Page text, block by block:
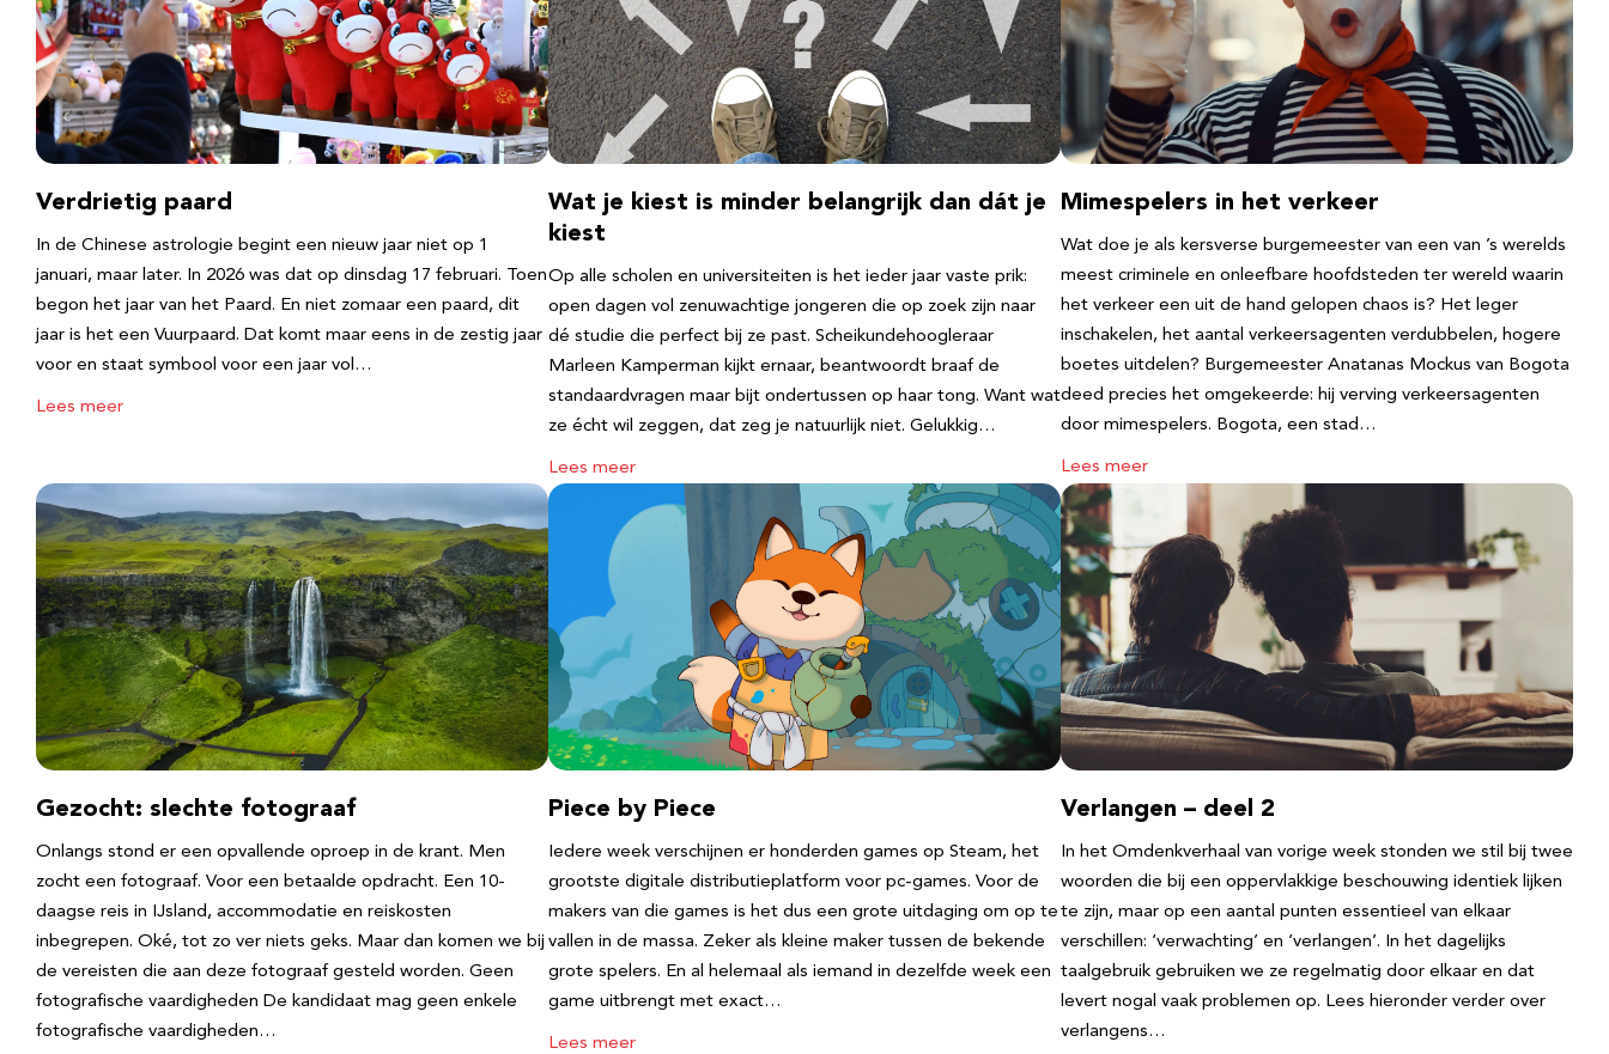
Verdrietig paard
In de Chinese astrologie begint een nieuw jaar niet op 1
januari, maar later. In 2026 was dat op dinsdag 17 februari. Toen
begon het jaar van het Paard. En niet zomaar een paard, dit
jaar is het een Vuurpaard. Dat komt maar eens in de zestig jaar
voor en staat symbool voor een jaar vol…
Lees meer
Wat je kiest is minder belangrijk dan dát je
kiest
Op alle scholen en universiteiten is het ieder jaar vaste prik:
open dagen vol zenuwachtige jongeren die op zoek zijn naar
dé studie die perfect bij ze past. Scheikundehoogleraar
Marleen Kamperman kijkt ernaar, beantwoordt braaf de
standaardvragen maar bijt ondertussen op haar tong. Want wat
ze écht wil zeggen, dat zeg je natuurlijk niet. Gelukkig…
Lees meer
Mimespelers in het verkeer
Wat doe je als kersverse burgemeester van een van ’s werelds
meest criminele en onleefbare hoofdsteden ter wereld waarin
het verkeer een uit de hand gelopen chaos is? Het leger
inschakelen, het aantal verkeersagenten verdubbelen, hogere
boetes uitdelen? Burgemeester Anatanas Mockus van Bogota
deed precies het omgekeerde: hij verving verkeersagenten
door mimespelers. Bogota, een stad…
Lees meer
Gezocht: slechte fotograaf
Onlangs stond er een opvallende oproep in de krant. Men
zocht een fotograaf. Voor een betaalde opdracht. Een 10-
daagse reis in IJsland, accommodatie en reiskosten
inbegrepen. Oké, tot zo ver niets geks. Maar dan komen we bij
de vereisten die aan deze fotograaf gesteld worden. Geen
fotografische vaardigheden De kandidaat mag geen enkele
fotografische vaardigheden…
Piece by Piece
Iedere week verschijnen er honderden games op Steam, het
grootste digitale distributieplatform voor pc-games. Voor de
makers van die games is het dus een grote uitdaging om op te
vallen in de massa. Zeker als kleine maker tussen de bekende
grote spelers. En al helemaal als iemand in dezelfde week een
game uitbrengt met exact…
Lees meer
Verlangen – deel 2
In het Omdenkverhaal van vorige week stonden we stil bij twee
woorden die bij een oppervlakkige beschouwing identiek lijken
te zijn, maar op een aantal punten essentieel van elkaar
verschillen: ‘verwachting’ en ‘verlangen’. In het dagelijks
taalgebruik gebruiken we ze regelmatig door elkaar en dat
levert nogal vaak problemen op. Lees hieronder verder over
verlangens…